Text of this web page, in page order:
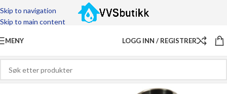
Skip to navigation
Skip to main content
MENY LOGG INN / REGISTRER